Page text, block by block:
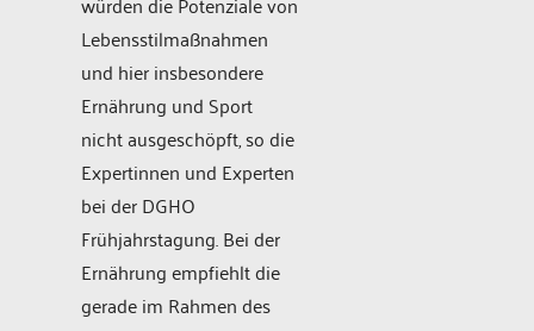
Lebensstilmaßnahmen
und hier insbesondere
Ernährung und Sport
nicht ausgeschöpft, so die
Expertinnen und Experten
bei der DGHO
Frühjahrstagung. Bei der
Ernährung empfiehlt die
gerade im Rahmen des